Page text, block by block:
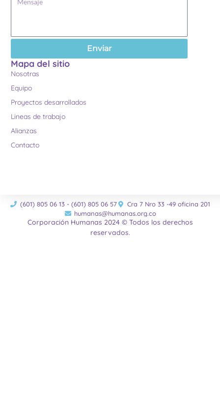
Enviar
Mapa del sitio
Nosotras
Equipo
Proyectos desarrollados
Lineas de trabajo
Alianzas
Contacto
(601) 805 06 13 - (601) 805 06 57
Cra 7 Nro 33 -49 oficina 201
humanas@humanas.org.co
Corporación Humanas 2024 © Todos los derechos
reservados.